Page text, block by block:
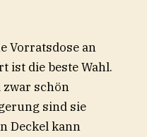
Vorratsdose an
ist die beste Wahl.
zwar schön
sind sie
Deckel kann